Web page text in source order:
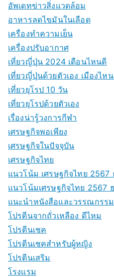
อัพเดทข่าวสิ่งแวดล้อม
อาหารลดไขมันในเลือด
เครื่องทำความเย็น
เครื่องปรับอากาศ
เที่ยวญี่ปุ่น 2024 เดือนไหนดี
เที่ยวญี่ปุ่นด้วยตัวเอง เมืองไห
เที่ยวยุโรป 10 วัน
เที่ยวยุโรปด้วยตัวเอง
เรื่องน่ารู้วงการกีฬา
เศรษฐกิจพอเพียง
เศรษฐกิจในปัจจุบัน
เศรษฐกิจไทย
แนวโน้ม เศรษฐกิจไทย 2567
แนวโน้มเศรษฐกิจไทย 2567
แนะนำหนังสือและวรรณกรรม
โปรตีนจากถั่วเหลือง ดีไหม
โปรตีนเชค
โปรตีนเชคสำหรับผู้หญิง
โปรตีนเสริม
โรงแรม